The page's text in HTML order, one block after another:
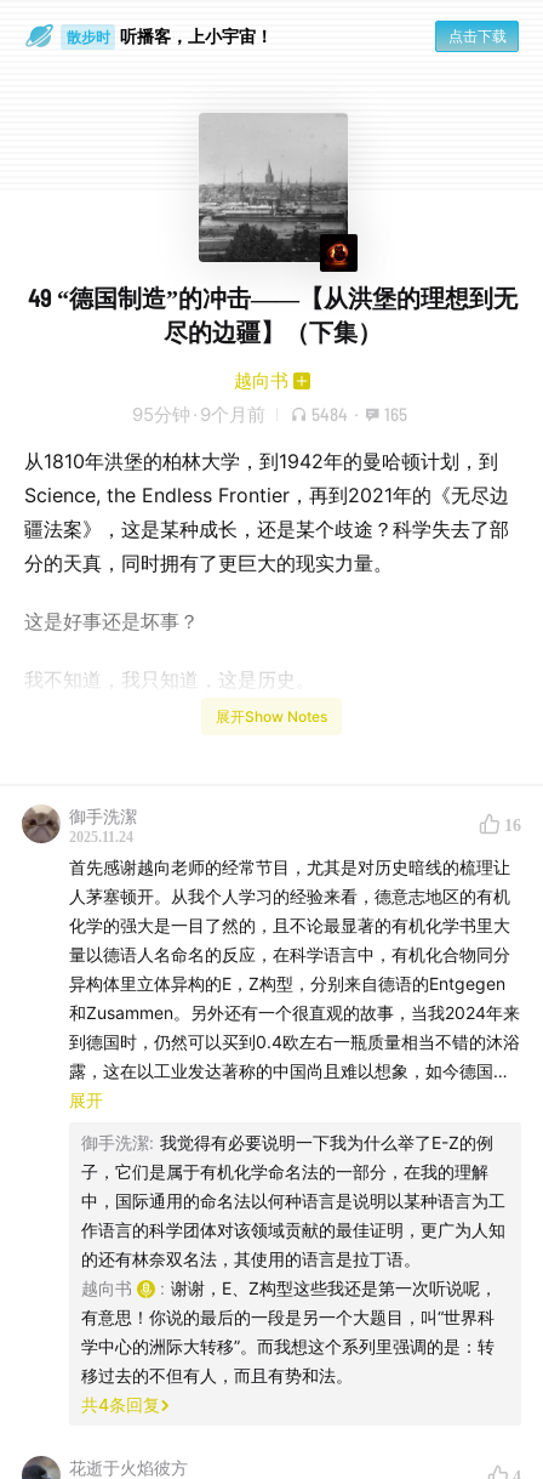
散步时
通勤路上
听播客，上小宇宙！ 点击下载
49 “德国制造”的冲击——【从洪堡的理想到无
尽的边疆】（下集）
越向书
95分钟 · 9个月前 5484 · 165
从1810年洪堡的柏林大学，到1942年的曼哈顿计划，到
Science, the Endless Frontier，再到2021年的《无尽边
疆法案》，这是某种成长，还是某个歧途？科学失去了部
分的天真，同时拥有了更巨大的现实力量。
这是好事还是坏事？
我不知道，我只知道，这是历史。
约翰牛，约翰牛，你擦亮眼，永永远远买英国货。
炼钢，梦开始的地方
新的应用场景：消费类机械
电磁公式很美，但电怎么能搞钱？
德国的化学与化工（怎么用化学知识来搞钱？）
科学与技术的结合是怎么发生的？
技术类高校（工大）的崛起
威廉皇帝学会：一个从政府到皇帝、从科学家到神
学家、从莘莘学子到亿万富翁的联盟
是洪堡的理想变味儿了，还是根子上就有问题？
德国“科研组织化”对美国的威胁，从“曼哈顿工程”到
展开Show Notes
御手洗潔
2025.11.24
16
首先感谢越向老师的经常节目，尤其是对历史暗线的梳理让
人茅塞顿开。从我个人学习的经验来看，德意志地区的有机
化学的强大是一目了然的，且不论最显著的有机化学书里大
量以德语人名命名的反应，在科学语言中，有机化合物同分
异构体里立体异构的E，Z构型，分别来自德语的Entgegen
和Zusammen。另外还有一个很直观的故事，当我2024年来
到德国时，仍然可以买到0.4欧左右一瓶质量相当不错的沐浴
露，这在以工业发达著称的中国尚且难以想象，如今德国的
有机化学之强劲可见一斑。对于二战前后的德国化工企业，
最后，个人认为万尼瓦尔布什在现代信息产业的最大贡献，
恐怕是他在MIT时慧眼识珠发现的学生香农（Claude
Shannon），香农通过在布什手下搭建模拟计算机的经历，
所抽象而来的信息论(the mathematical theory of
communication)，可以被认为是现代信息技术不可或缺的支
柱性理论基础。Call back到本系列的主题，香农本身是德裔
移民后裔，同时对他有很大启发的普林斯顿高等研究院同事
爱因斯坦，外尔，哥德尔和冯诺依曼，无一例外都是德国或
者奥地利移民。
展开
御手洗潔: 我觉得有必要说明一下我为什么举了E-Z的例
子，它们是属于有机化学命名法的一部分，在我的理解
中，国际通用的命名法以何种语言是说明以某种语言为工
作语言的科学团体对该领域贡献的最佳证明，更广为人知
的还有林奈双名法，其使用的语言是拉丁语。
越向书
: 谢谢，E、Z构型这些我还是第一次听说呢，
有意思！你说的最后的一段是另一个大题目，叫“世界科
学中心的洲际大转移”。而我想这个系列里强调的是：转
移过去的不但有人，而且有势和法。
共4条回复
花逝于火焰彼方